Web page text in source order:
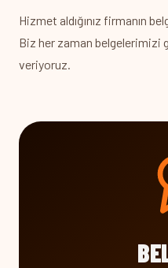
Hizmet aldığınız firmanın
Biz her zaman
veriyoruz.